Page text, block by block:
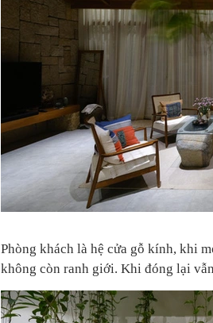
Phòng khách là hệ cửa gỗ kính, khi
không còn ranh giới. Khi đóng lại